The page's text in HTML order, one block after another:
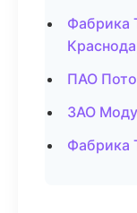
Фабрика
ПАО
ЗАО
Фабрика